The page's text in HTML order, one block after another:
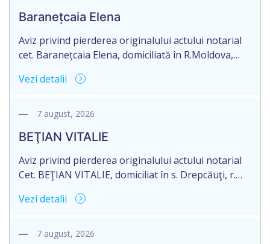
Baranețcaia Elena
Aviz privind pierderea originalului actului notarial
cet. Baranețcaia Elena, domiciliată în R.Moldova,
pierderea originalului actului notarial: certificat
11.08.2017 autentificat de notarul Nimerenco Silvia.
Vezi detalii
7 august, 2026
BEŢIAN VITALIE
Aviz privind pierderea originalului actului notarial
Cet. BEŢIAN VITALIE, domiciliat în s. Drepcăuţi, r.
pierderea originalul actului notarial: Certificatului
de notarul Strîmbu Valentina, pe numele Rotari
Vezi detalii
7 august, 2026